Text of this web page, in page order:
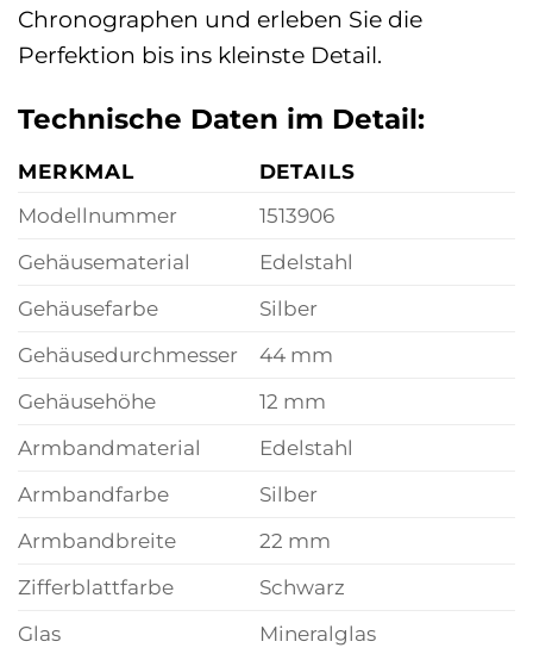
Chronographen und erleben Sie die
Perfektion bis ins kleinste Detail.
Technische Daten im Detail:
MERKMAL
DETAILS
Modellnummer
1513906
Gehäusematerial
Edelstahl
Gehäusefarbe
Silber
Gehäusedurchmesser
44 mm
Gehäusehöhe
12 mm
Armbandmaterial
Edelstahl
Armbandfarbe
Silber
Armbandbreite
22 mm
Zifferblattfarbe
Schwarz
Glas
Mineralglas